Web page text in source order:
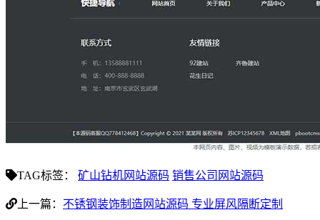
TAG标签： 矿山钻机网站源码 销售公司网站源码
上一篇： 不锈钢装饰制造网站源码 专业屏风隔断定制